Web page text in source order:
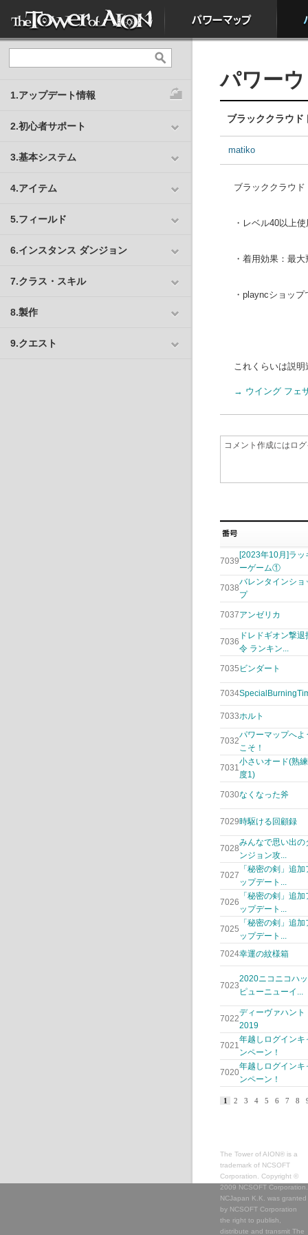
1.アップデート情報
2.初心者サポート
3.基本システム
4.アイテム
5.フィールド
6.インスタンス ダンジョン
7.クラス・スキル
8.製作
9.クエスト
パワー
ブラッククラウド
matiko
ブラッククラウ
・レベル40以上
・着用効果：最
・playncショップ
これくらいは説
→ ウイング フェ
7039
[2023年10月]ラッ
ーゲーム①
7038
バレンタインショ
プ
7037アンゼリカ
7036
ドレドギオン撃退
令 ランキン...
7035 ビンダート
7034
7033ホルト
7032
パワーマップへよ
こそ！
7031
小さいオード(熟練
度1)
7030なくなった斧
7029時駆ける回顧録
7028
みんなで思い出の
ンジョン攻...
7027
「秘密の剣」追加
ップデート...
7026
「秘密の剣」追加
ップデート...
7025
「秘密の剣」追加
ップデート...
7024幸運の紋様箱
7023
2020ニコニコハッ
ピューニューイ...
7022
ディーヴァハント
2019
7021
年越しログインキ
ンペーン！
7020
年越しログインキ
ンペーン！
1 2 3 4 5 6 7 8
The Tower of AION® is a
trademark of NCSOFT
Corporation. Copyright ©
2009 NCSOFT Corporation.
NCJapan K.K. was granted
by NCSOFT Corporation
the right to publish,
distribute and transmit The